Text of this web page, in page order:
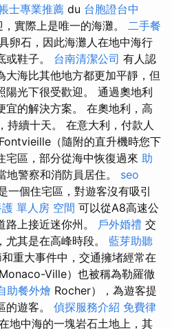
士專業推薦 du 台胞證台中
實際上是唯一的海灘。 二手餐
卵石，因此海灘人在地中海行
或鞋子。 台南清潔公司 有人認
大海比其他地方都更加平靜，但
陽光下很受歡迎。 通過奧地利
宜的解決方案。 在奧地利，高
持續十天。 在意大利，付款人
（隨附的直升機時您下
宅區，部分從海中恢復過來 助
地警察和消防員居住。 seo
一個住宅區，對遊客沒有吸引
單人房 空間 可以從A8高速公
路上接近迷你州。 戶外婚禮 交
其是在高峰時段。 藍芽助聽
重大事件中，交通擁堵經常在
Ville）也被稱為勒羅徹
助餐外燴 Rocher），為遊客提
的遊客。 偵探服務介紹 免費律
地中海的一塊岩石土地上，其